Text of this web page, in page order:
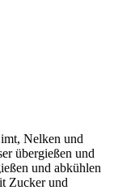
Nelken und
übergießen und
und abkühlen
Zucker und